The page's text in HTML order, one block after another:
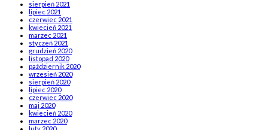
sierpień 2021
lipiec 2021
czerwiec 2021
kwiecień 2021
marzec 2021
styczeń 2021
grudzień 2020
listopad 2020
październik 2020
wrzesień 2020
sierpień 2020
lipiec 2020
czerwiec 2020
maj 2020
kwiecień 2020
marzec 2020